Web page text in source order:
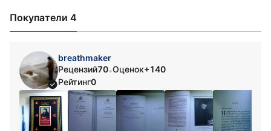
Покупатели 4
breathmaker
Рецензий70•Оценок+140
Рейтинг0